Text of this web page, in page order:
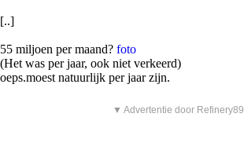
[..]
55 miljoen per maand? foto
(Het was per jaar, ook niet verkeerd)
oeps.moest natuurlijk per jaar zijn.
▼ Advertentie door Refinery89